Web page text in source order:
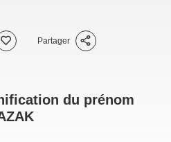
Partager
du prénom